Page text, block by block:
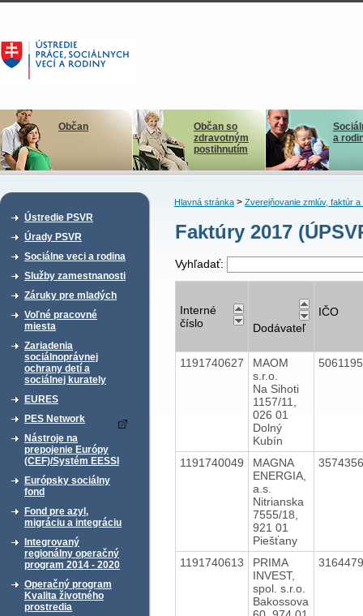
Občan
Občan so
zdravotným
postihnutím
a
Ústredie PSVR
Úrady PSVR
Sociálne veci a rodina
Služby zamestnanosti
Záruky pre mladých
Voľné pracovné
miesta
Zariadenia
sociálnoprávnej
ochrany detí a
sociálnej kurately
EURES
PES Network
Nástroje na
prepojenie Európy
(CEF)/Systém EESSI
Európsky sociálny
fond
Fond pre azyl,
migráciu a integráciu
Integrovaný
regionálny operačný
program 2014 - 2020
Operačný program
Kvalita životného
prostredia
Hlavná stránka> Zverejňovanie zmlúv, faktúr a
Faktúry 2017
Vyhľadať:
Interné
číslo
Dodávateľ
IČO
1191740627
MAOM
s.r.o.
Na Sihoti
1157/11,
026 01
Dolný
Kubín
1191740049
MAGNA
ENERGIA,
a.s.
Nitrianska
7555/18,
921 01
Piešťany
1191740613
PRIMA
INVEST,
spol. s.r.o.
Bakossova